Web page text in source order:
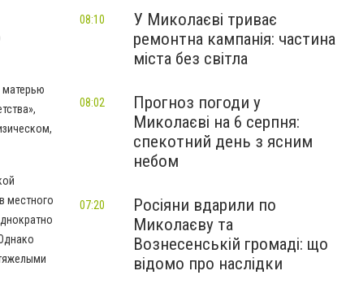
матерью
местного
У Миколаєві триває
ремонтна кампанія: частина
міста без світла
08:10
Прогноз погоди у
Миколаєві на 6 серпня:
спекотний день з ясним
небом
08:02
Росіяни вдарили по
Миколаєву та
Вознесенській громаді: що
відомо про наслідки
07:20